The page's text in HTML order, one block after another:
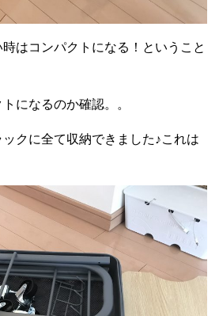
はコンパクトになる！ということ
になるのか確認。。
クに全て収納できました♪これは